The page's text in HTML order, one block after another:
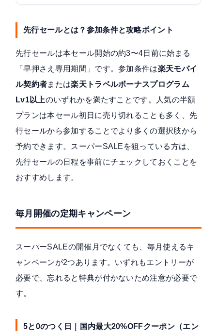
先行セールとは？参加条件と攻略ポイント
先行セールは本セール開始の約3〜4日前に始まる
「早押さえ専用期間」です。参加条件は楽天モバイ
ル契約者または楽天トラベルボーナスプログラム
Lv1以上のいずれかを満たすことです。人気の半額
プランは本セール初日に売り切れることも多く、先
行セールから参加することでより多くの選択肢から
予約できます。スーパーSALEを狙っている方は、
先行セールの日程を事前にチェックしておくことを
おすすめします。
毎月開催の定期キャンペーン
スーパーSALEの開催月でなくても、毎月使えるキ
ャンペーンが2つあります。いずれもエントリーが
必要で、忘れると特典が付かないため注意が必要で
す。
5と0のつく日｜国内最大20%OFFクーポン（エン